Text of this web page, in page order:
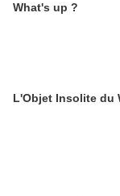
What's up ?
L'Objet Insolite du